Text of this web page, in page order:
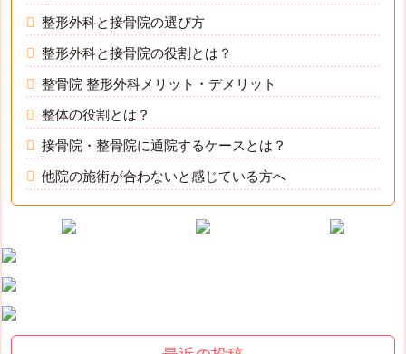
整形外科と接骨院の選び方
整形外科と接骨院の役割とは？
整骨院 整形外科メリット・デメリット
整体の役割とは？
接骨院・整骨院に通院するケースとは？
他院の施術が合わないと感じている方へ